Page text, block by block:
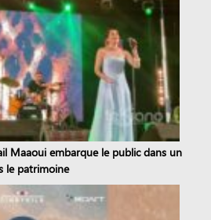
Maaoui embarque le public dans un
le patrimoine